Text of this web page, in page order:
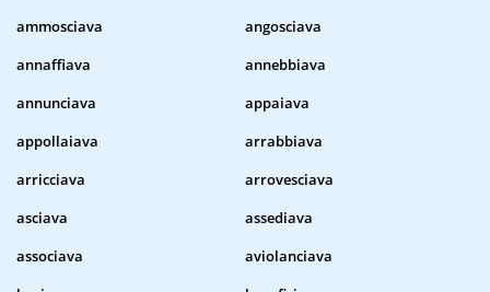
ammosciava
angosciava
annaffiava
annebbiava
annunciava
appaiava
appollaiava
arrabbiava
arricciava
arrovesciava
asciava
assediava
associava
aviolanciava